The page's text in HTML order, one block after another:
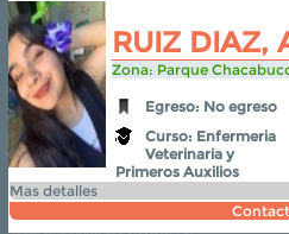
RUIZ DIAZ,
Zona: Parque
Egreso: No egreso
Curso: Enfermeria
Veterinaria y
Primeros Auxilios
Mas detalles